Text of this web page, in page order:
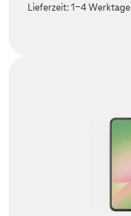
Lieferzeit:1-4 Werktage